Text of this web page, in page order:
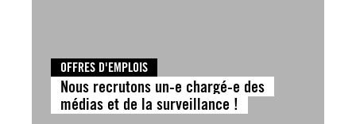
OFFRES D'EMPLOIS
Nous recrutons un-e chargé-e des
médias et de la surveillance !